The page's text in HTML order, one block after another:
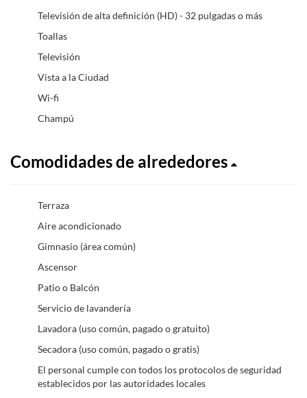
Televisión de alta definición (HD) - 32 pulgadas o más
Toallas
Televisión
Vista a la Ciudad
Wi-fi
Champú
Comodidades de alrededores
Terraza
Aire acondicionado
Gimnasio (área común)
Ascensor
Patio o Balcón
Servicio de lavandería
Lavadora (uso común, pagado o gratuito)
Secadora (uso común, pagado o gratis)
El personal cumple con todos los protocolos de seguridad
establecidos por las autoridades locales